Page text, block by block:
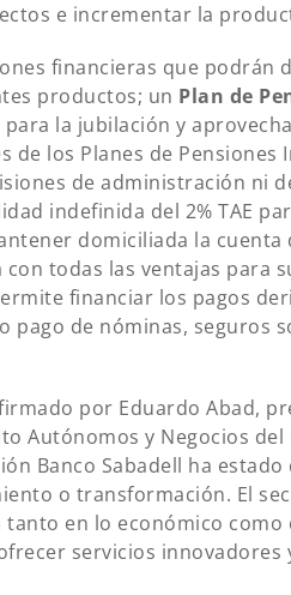
e incrementar la
financieras que podrán
productos; un Plan de
la jubilación y
de los Planes de Pensiones
de administración ni
indefinida del 2% TAE
domiciliada la
con todas las ventajas para
financiar los pagos
pago de nóminas, seguros
por Eduardo Abad,
Autónomos y Negocios del
Banco Sabadell ha
o transformación. El
tanto en lo económico
servicios